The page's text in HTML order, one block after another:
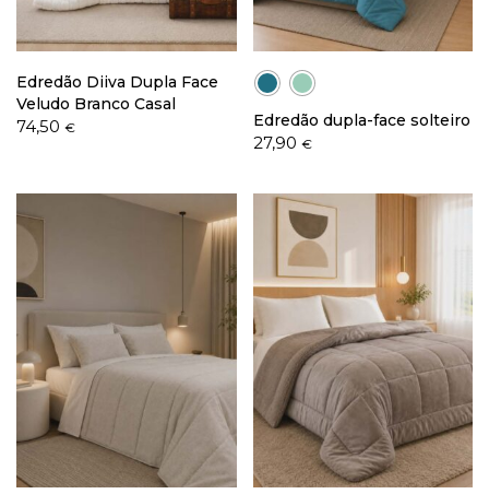
Edredão Diiva Dupla Face
Veludo Branco Casal
74,50 € Edredão dupla-face solteiro
27,90 €